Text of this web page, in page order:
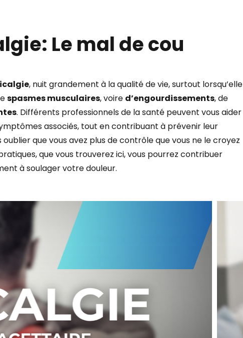
Le mal de cou
, nuit grandement à la qualité de vie, surtout lorsqu’elle
spasmes musculaires, voire d’engourdissements, de
. Différents professionnels de la santé peuvent vous aider
associés, tout en contribuant à prévenir leur
que vous avez plus de contrôle que vous ne le croyez
que vous trouverez ici, vous pourrez contribuer
à soulager votre douleur.